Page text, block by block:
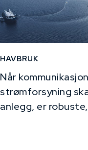
HAVBRUK
Når
strømforsyning
anlegg, er